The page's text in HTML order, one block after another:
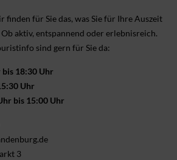
finden für Sie das, was Sie für Ihre Aus­zeit
aktiv, ent­spannend oder erlebnis­reich.
sind gern für Sie da:
bis 18:30 Uhr
Uhr
bis 15:00 Uhr
3